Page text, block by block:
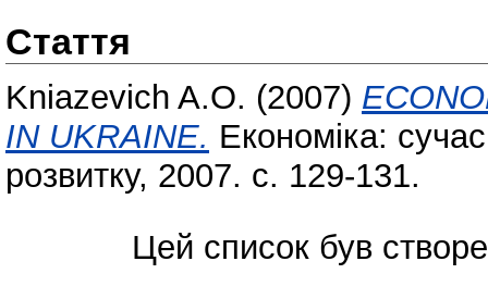
Стаття
Kniazevich A.O. (2007)
IN UKRAINE. Економіка:
розвитку, 2007. с. 129-131.
Цей список був